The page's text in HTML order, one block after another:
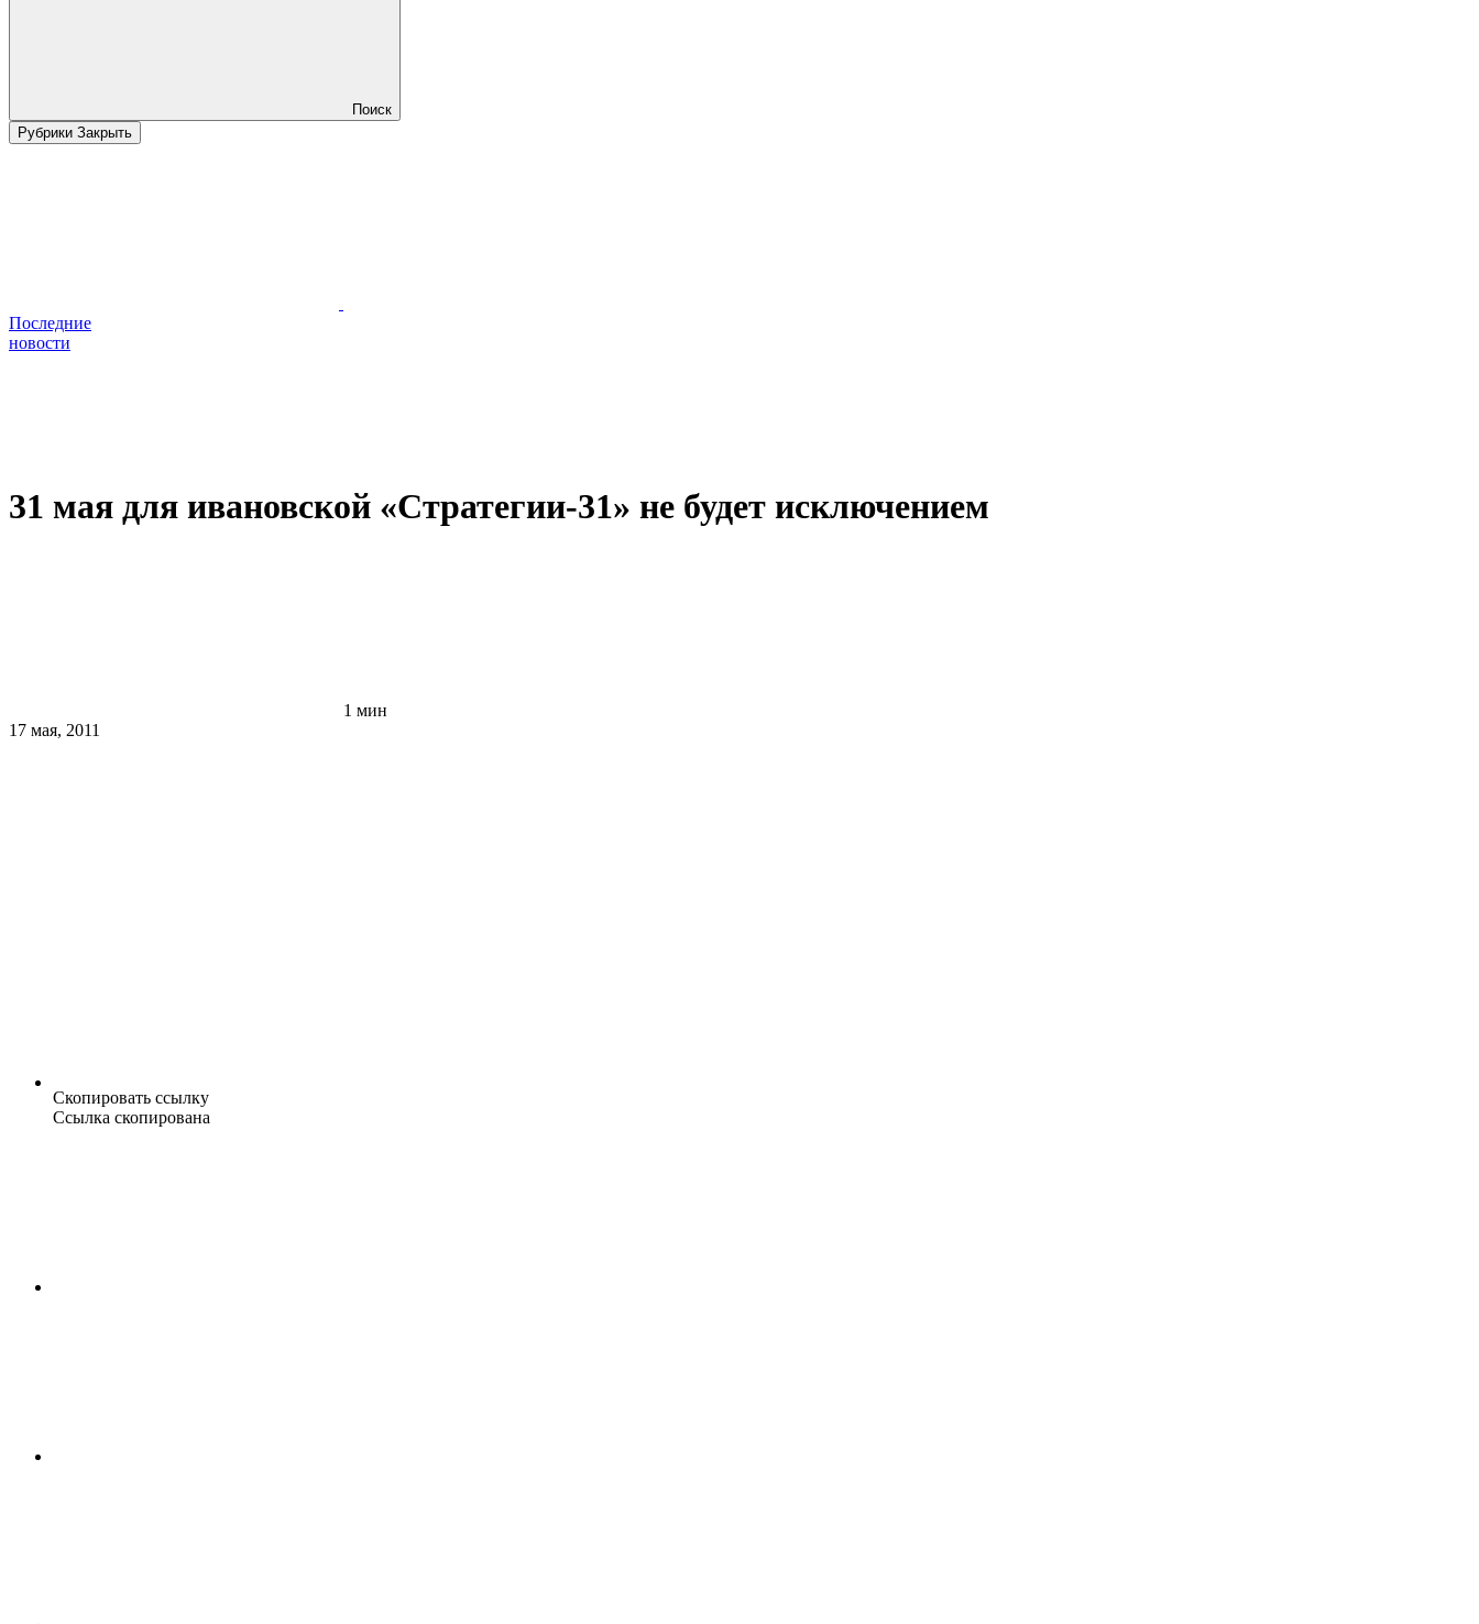
Поиск
Рубрики Закрыть
Последние
новости
31 мая для ивановской «Стратегии-31» не будет исключением
1 мин
17 мая, 2011
Скопировать ссылку
Ссылка скопирована